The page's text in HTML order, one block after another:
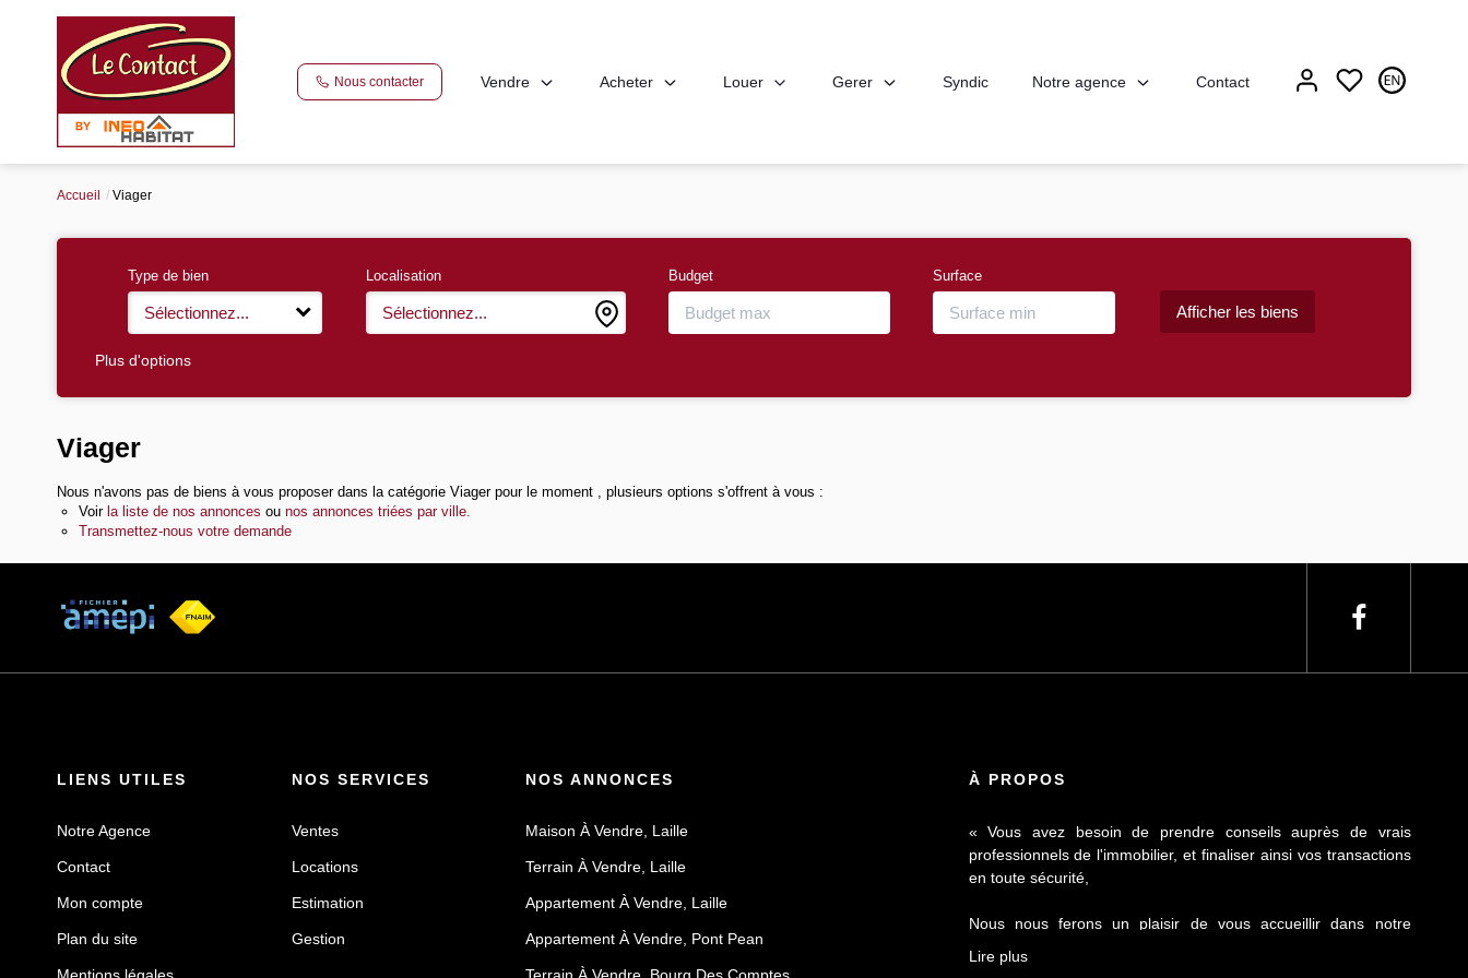
Nous contacter Vendre Acheter Louer Gerer Syndic Notre agence Contact
Accueil Viager
Type de bien
Sélectionnez...
Localisation
Sélectionnez...
Budget Surface
Plus d'options
Viager
Nous n'avons pas de biens à vous proposer dans la catégorie Viager pour le moment , plusieurs options s'offrent à vous :
Voir la liste de nos annonces ou nos annonces triées par ville.
Transmettez-nous votre demande
LIENS UTILES
Notre Agence
Contact
Mon compte
Plan du site
NOS SERVICES
Ventes
Locations
Estimation
Gestion
NOS ANNONCES
Maison À Vendre, Laille
Terrain À Vendre, Laille
Appartement À Vendre, Laille
Appartement À Vendre, Pont Pean
À PROPOS
« Vous avez besoin de prendre conseils auprès de vrais
professionnels de l'immobilier, et finaliser ainsi vos transactions
en toute sécurité,
Nous nous ferons un plaisir de vous accueillir dans notre
de Rennes sur l'axe Rennes-Nantes.
Lire plus